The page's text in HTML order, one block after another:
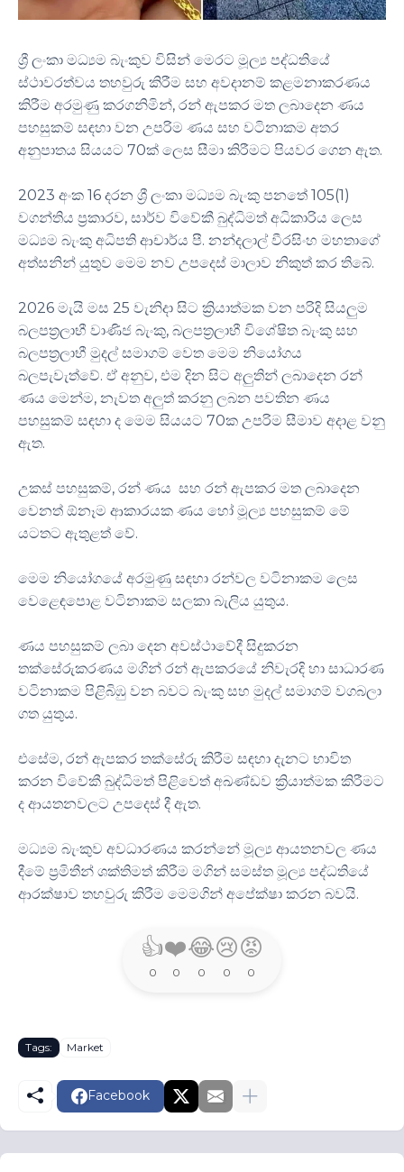
ශ්‍රී ලංකා මධ්‍යම බැංකුව විසින් මෙරට මූල්‍ය පද්ධතියේ
ස්ථාවරත්වය තහවුරු කිරීම සහ අවදානම් කළමනාකරණය
කිරීම අරමුණු කරගනිමින්, රන් ඇපකර මත ලබාදෙන ණය
පහසුකම් සඳහා වන උපරිම ණය සහ වටිනාකම අතර
අනුපාතය සියයට 70ක් ලෙස සීමා කිරීමට පියවර ගෙන ඇත.
2023 අංක 16 දරන ශ්‍රී ලංකා මධ්‍යම බැංකු පනතේ 105(1)
වගන්තිය ප්‍රකාරව, සාර්ව විවේකී බුද්ධිමත් අධිකාරිය ලෙස
මධ්‍යම බැංකු අධිපති ආචාර්ය පී. නන්දලාල් වීරසිංහ මහතාගේ
අත්සනින් යුතුව මෙම නව උපදෙස් මාලාව නිකුත් කර තිබේ.
2026 මැයි මස 25 වැනිදා සිට ක්‍රියාත්මක වන පරිදි සියලුම
බලපත්‍රලාභී වාණිජ බැංකු, බලපත්‍රලාභී විශේෂිත බැංකු සහ
බලපත්‍රලාභී මුදල් සමාගම් වෙත මෙම නියෝගය
බලපැවැත්වේ. ඒ අනුව, එම දින සිට අලුතින් ලබාදෙන රන්
ණය මෙන්ම, නැවත අලුත් කරනු ලබන පවතින ණය
පහසුකම් සඳහා ද මෙම සියයට 70ක උපරිම සීමාව අදාළ වනු
ඇත.
උකස් පහසුකම්, රන් ණය සහ රන් ඇපකර මත ලබාදෙන
වෙනත් ඕනෑම ආකාරයක ණය හෝ මූල්‍ය පහසුකම් මේ
යටතට ඇතුළත් වේ.
මෙම නියෝගයේ අරමුණු සඳහා රන්වල වටිනාකම ලෙස
වෙළෙඳපොළ වටිනාකම සලකා බැලිය යුතුය.
ණය පහසුකම් ලබා දෙන අවස්ථාවේදී සිදුකරන
තක්සේරුකරණය මගින් රන් ඇපකරයේ නිවැරදි හා සාධාරණ
වටිනාකම පිළිබිඹු වන බවට බැංකු සහ මුදල් සමාගම් වගබලා
ගත යුතුය.
එසේම, රන් ඇපකර තක්සේරු කිරීම සඳහා දැනට භාවිත
කරන විවේකී බුද්ධිමත් පිළිවෙත් අඛණ්ඩව ක්‍රියාත්මක කිරීමට
ද ආයතනවලට උපදෙස් දී ඇත.
මධ්‍යම බැංකුව අවධාරණය කරන්නේ මූල්‍ය ආයතනවල ණය
දීමේ ප්‍රමිතීන් ශක්තිමත් කිරීම මගින් සමස්ත මූල්‍ය පද්ධතියේ
ආරක්ෂාව තහවුරු කිරීම මෙමගින් අපේක්ෂා කරන බවයි.
👍
0
❤️
0
😂
0
😢
0
😡
0
Tags: Market
Facebook